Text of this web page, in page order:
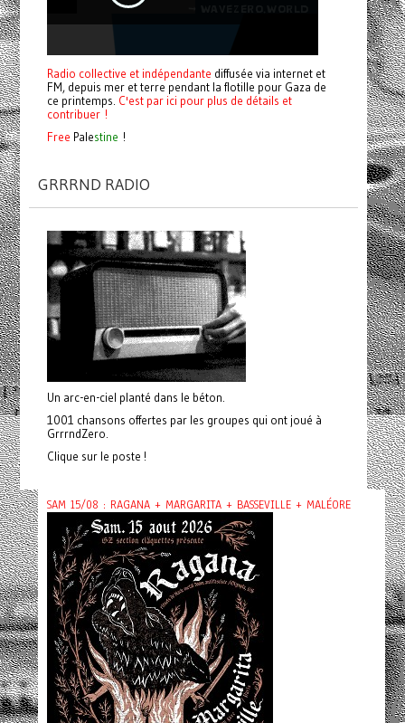
Radio collective et indépendante diffusée via internet et
FM, depuis mer et terre pendant la flotille pour Gaza de
ce printemps. C'est par ici pour plus de détails et
contribuer !
Free Palestine !
GRRRND RADIO
Un arc-en-ciel planté dans le béton.
1001 chansons offertes par les groupes qui ont joué à
GrrrndZero.
Clique sur le poste !
SAM 15/08 : RAGANA + MARGARITA + BASSEVILLE + MALÉORE